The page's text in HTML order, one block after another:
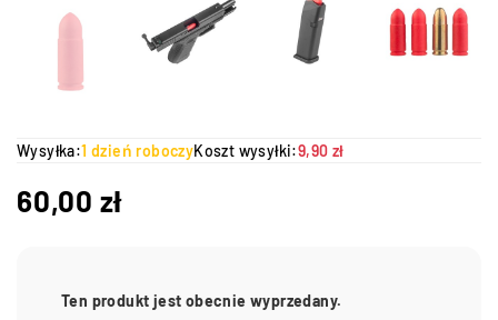
Wysyłka:1 dzień roboczyKoszt wysyłki:9,90 zł
60,00 zł
Ten produkt jest obecnie wyprzedany.